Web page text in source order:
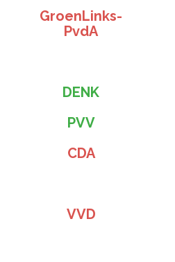
GroenLinks-
PvdA
DENK
PVV
CDA
VVD